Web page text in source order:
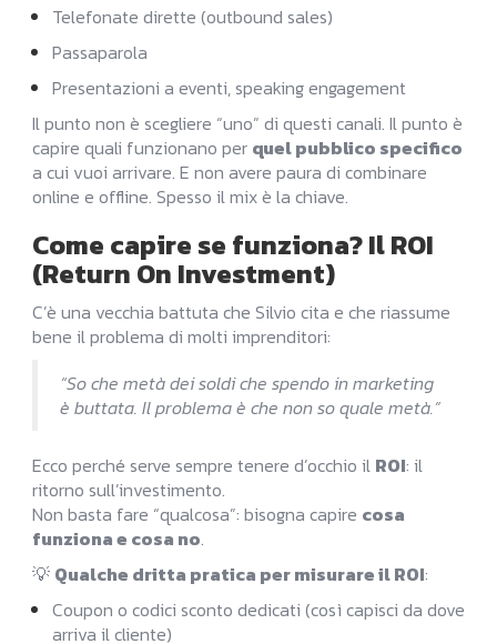
Telefonate dirette (outbound sales)
Passaparola
Presentazioni a eventi, speaking engagement
Il punto non è scegliere “uno” di questi canali. Il punto è
capire quali funzionano per quel pubblico specifico
a cui vuoi arrivare. E non avere paura di combinare
online e offline. Spesso il mix è la chiave.
Come capire se funziona? Il ROI
(Return On Investment)
C’è una vecchia battuta che Silvio cita e che riassume
bene il problema di molti imprenditori:
“So che metà dei soldi che spendo in marketing
è buttata. Il problema è che non so quale metà.”
Ecco perché serve sempre tenere d’occhio il ROI: il
ritorno sull’investimento.
Non basta fare “qualcosa”: bisogna capire cosa
funziona e cosa no.
💡 Qualche dritta pratica per misurare il ROI:
Coupon o codici sconto dedicati (così capisci da dove
arriva il cliente)